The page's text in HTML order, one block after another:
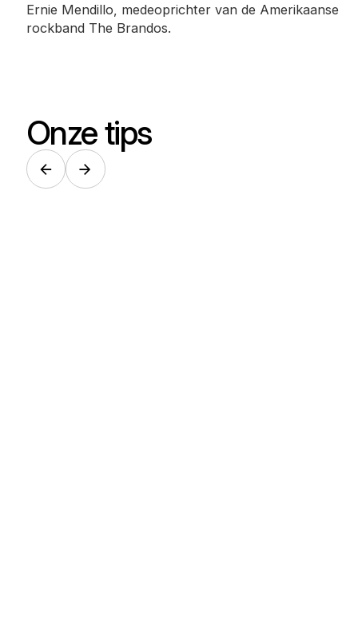
Ernie Mendillo, medeoprichter van de Amerikaanse
rockband The Brandos.
Onze tips